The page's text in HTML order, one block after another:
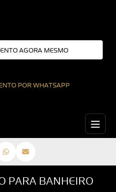
AGORA MESMO
POR WHATSAPP
para banheiro
PARA BANHEIRO